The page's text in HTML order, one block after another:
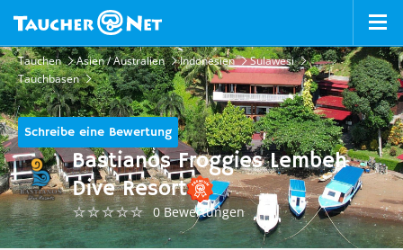
Tauchen Asien / Australien Indonesien
Sulawesi
Tauchbasen
Schreibe eine Bewertung
Bastianos Froggies Lembeh
Dive Resort
0 Bewertungen